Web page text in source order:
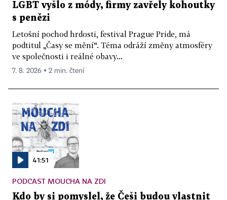
LGBT vyšlo z módy, firmy zavřely kohoutky
s penězi
Letošní pochod hrdosti, festival Prague Pride, má
podtitul „Časy se mění“. Téma odráží změny atmosféry
ve společnosti i reálné obavy...
7. 8. 2026 ▪ 2 min. čtení
41:51
PODCAST MOUCHA NA ZDI
Kdo by si pomyslel, že Češi budou vlastnit